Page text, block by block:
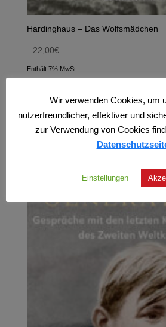
Hardinghaus – Das Wolfsmädchen
22,00€
Enthält 7% MwSt.
zzgl.Versand
Wir verwenden Cookies, um
nutzerfreundlicher, effektiver und
zur Verwendung von Cookies
Einstellungen